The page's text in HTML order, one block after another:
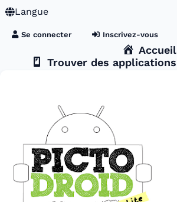
Langue
Se connecter Inscrivez-vous
Accueil
Trouver des applications